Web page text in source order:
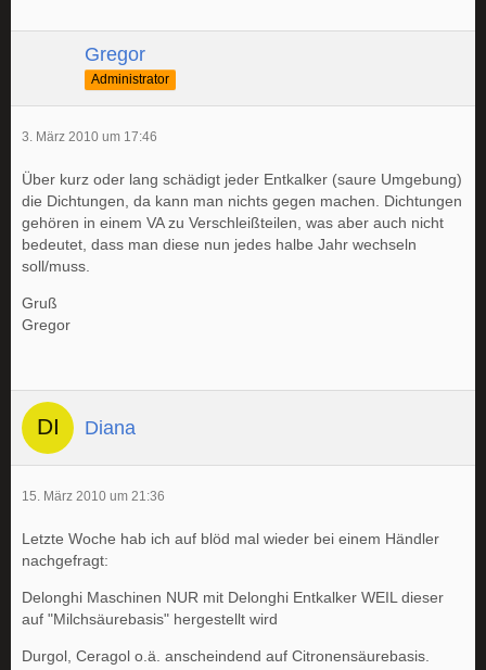
Gregor
Administrator
3. März 2010 um 17:46
Über kurz oder lang schädigt jeder Entkalker (saure Umgebung)
die Dichtungen, da kann man nichts gegen machen. Dichtungen
gehören in einem VA zu Verschleißteilen, was aber auch nicht
bedeutet, dass man diese nun jedes halbe Jahr wechseln
soll/muss.
Gruß
Gregor
Diana
15. März 2010 um 21:36
Letzte Woche hab ich auf blöd mal wieder bei einem Händler
nachgefragt:
Delonghi Maschinen NUR mit Delonghi Entkalker WEIL dieser
auf "Milchsäurebasis" hergestellt wird
Durgol, Ceragol o.ä. anscheindend auf Citronensäurebasis.